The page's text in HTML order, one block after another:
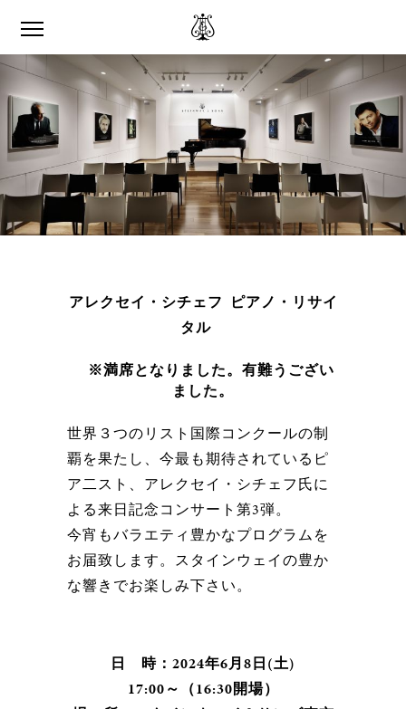
アレクセイ・シチェフ ピアノ・リサイ
タル
※満席となりました。有難うござい
ました。
世界３つのリスト国際コンクールの制
覇を果たし、今最も期待されているピ
ア二スト、アレクセイ・シチェフ氏に
よる来日記念コンサート第3弾。
今宵もバラエティ豊かなプログラムを
お届致します。スタインウェイの豊か
な響きでお楽しみ下さい。
日 時：2024年6月8日(土)
17:00～（16:30開場）